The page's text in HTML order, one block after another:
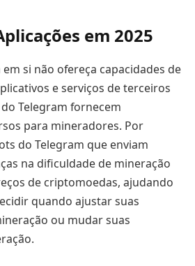
em 2025
si não ofereça capacidades de
e serviços de terceiros
Telegram fornecem
para mineradores. Por
do Telegram que enviam
na dificuldade de mineração
de criptomoedas, ajudando
quando ajustar suas
ou mudar suas